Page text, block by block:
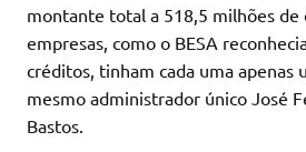
montante total a 518,5 milhões de
empresas, como o BESA
créditos, tinham cada uma apenas
mesmo administrador único José
Bastos.